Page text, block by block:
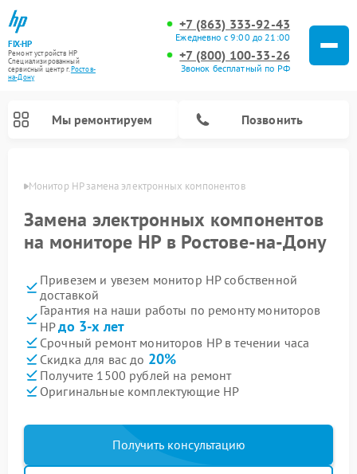
FIX-HP
Ремонт устройств HP
Специализированный
cервисный центр г.Ростов-
на-Дону
+7 (863) 333-92-43
Ежедневно с 9:00 до 21:00
+7 (800) 100-33-26
Звонок бесплатный по РФ
Мы ремонтируем Позвонить
Монитор HP замена электронных компонентов
Замена электронных компонентов
на мониторе HP в Ростове-на-Дону
Привезем и увезем монитор HP собственной
доставкой
Гарантия на наши работы по ремонту мониторов
HPдо 3-х лет
Срочный ремонт мониторов HP в течении часа
Скидка для вас до 20%
Получите 1500 рублей на ремонт
Оригинальные комплектующие HP
Получить консультацию